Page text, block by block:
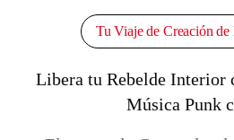
Tu Viaje de Creación
Libera tu Rebelde Interior
Música Punk